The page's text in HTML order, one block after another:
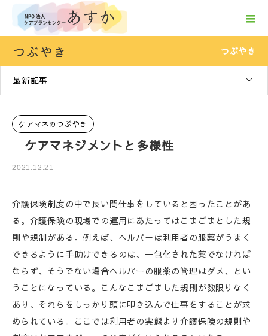
つぶやき つぶやき
最新記事
ケアマネのつぶやき
ケアマネジメントと多様性
2021.12.21
介護保険制度の中で長い間仕事をしていると困ったことがあ
る。介護保険の現場での運用にあたってはこまごまとした規
則や規制がある。例えば、ヘルパーは利用者の服薬がうまく
できるように手助けできるのは、一包化された薬でなければ
ならず、そうでない場合ヘルパーの服薬の管理はダメ、とい
うことになっている。こんなこまごました規則が数限りなく
あり、それらをしっかり頭に叩き込んで仕事をすることが求
められている。ここでは利用者の実態より介護保険の規則や